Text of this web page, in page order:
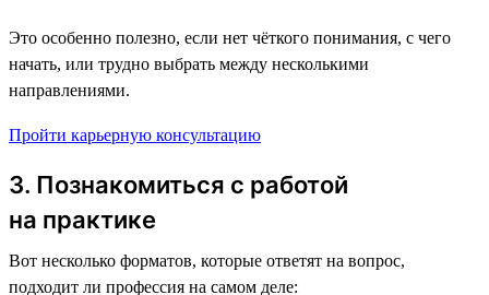
Это особенно полезно, если нет чёткого понимания, с чего
начать, или трудно выбрать между несколькими
направлениями.
Пройти карьерную консультацию
3. Познакомиться с работой
на практике
Вот несколько форматов, которые ответят на вопрос,
подходит ли профессия на самом деле: